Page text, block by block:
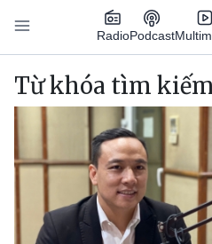
Nhảy đến nội dung
RadioPodcast
Main navigation
Từ khóa tìm